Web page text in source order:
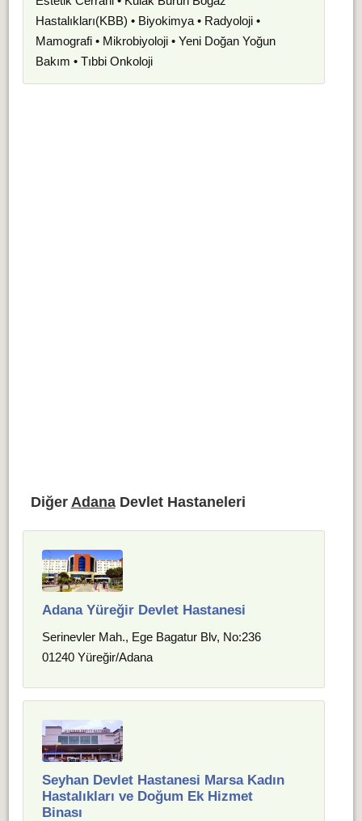
Hastalıkları(KBB) • Biyokimya • Radyoloji •
Mamografi • Mikrobiyoloji • Yeni Doğan Yoğun
Bakım • Tıbbi Onkoloji
Diğer AdanaDevlet Hastaneleri
Adana Yüreğir Devlet Hastanesi
Serinevler Mah., Ege Bagatur Blv, No:236
01240 Yüreğir/Adana
Seyhan Devlet Hastanesi Marsa Kadın
Hastalıkları ve Doğum Ek Hizmet
Binası